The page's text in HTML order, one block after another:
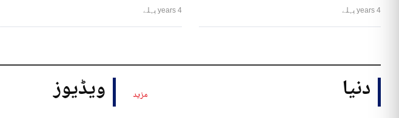
4 years پہلے 4 years پہلے
دنیا مزید ویڈیوز